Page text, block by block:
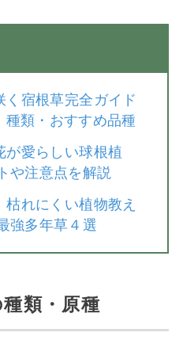
く宿根草完全ガイド
種類・おすすめ品種
が愛らしい球根植
や注意点を解説
枯れにくい植物教え
強多年草４選
類・原種